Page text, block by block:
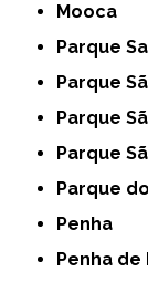
Mooca
Parque
Parque
Parque
Parque
Parque
Penha
Penha